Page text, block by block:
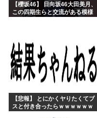
【櫻坂46】 日向坂46大田美月、
この四期生らと交流がある模様
【悲報】 とにかくヤりたくてブ
スと付き合ったらｗｗｗｗｗｗ